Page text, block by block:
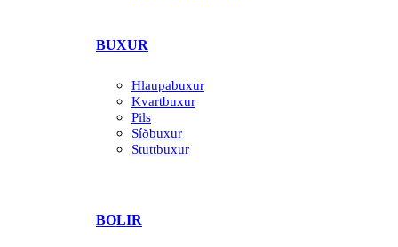
BUXUR
Hlaupabuxur
Kvartbuxur
Pils
Síðbuxur
Stuttbuxur
BOLIR